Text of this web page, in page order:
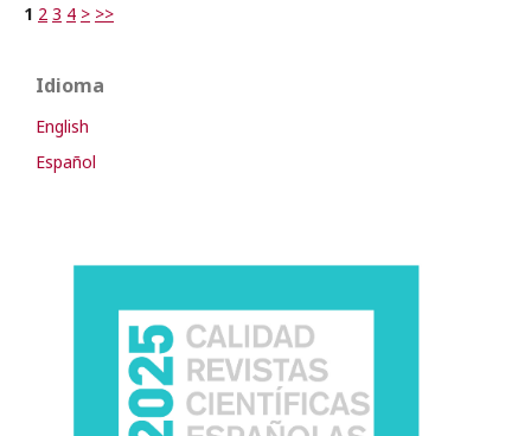
1 2 3 4 > >>
Idioma
English
Español